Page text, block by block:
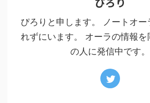
ぴろりと申します。 ノートオー
れずにいます。 オーラの情報を
の人に発信中です。